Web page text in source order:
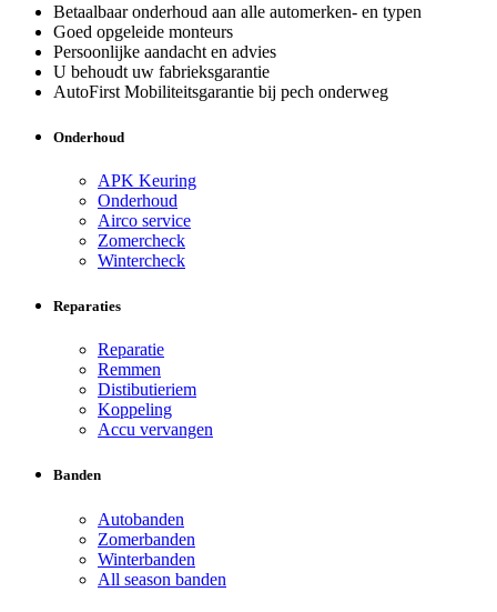
Betaalbaar onderhoud aan alle automerken- en typen
Goed opgeleide monteurs
Persoonlijke aandacht en advies
U behoudt uw fabrieksgarantie
AutoFirst Mobiliteitsgarantie bij pech onderweg
Onderhoud
APK Keuring
Onderhoud
Airco service
Zomercheck
Wintercheck
Reparaties
Reparatie
Remmen
Distibutieriem
Koppeling
Accu vervangen
Banden
Autobanden
Zomerbanden
Winterbanden
All season banden